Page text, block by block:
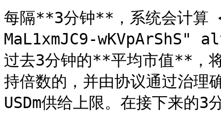
每隔**3分钟**，系统会
MaL1xmJC9-
过去3分钟的**平均市值**，
持倍数的，并由协议通过治理
USDm供给上限。在接下来